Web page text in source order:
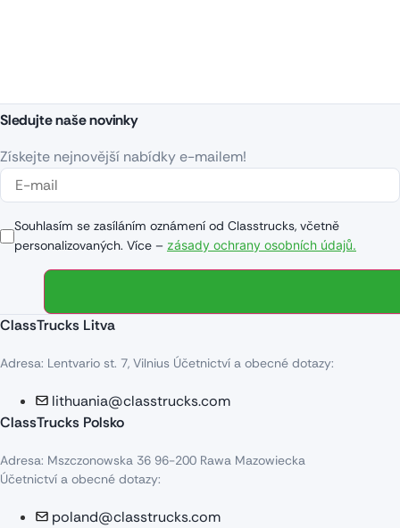
Sledujte naše novinky
Získejte nejnovější nabídky e-mailem!
Souhlasím se zasíláním oznámení od Classtrucks, včetně
personalizovaných. Více – zásady ochrany osobních údajů.
ClassTrucks Litva
Adresa: Lentvario st. 7, Vilnius Účetnictví a obecné dotazy:
lithuania@classtrucks.com
ClassTrucks Polsko
Adresa: Mszczonowska 36 96-200 Rawa Mazowiecka
Účetnictví a obecné dotazy:
poland@classtrucks.com